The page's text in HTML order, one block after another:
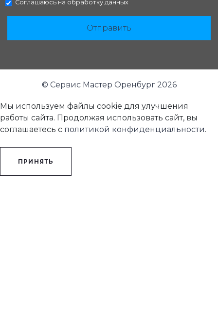
Соглашаюсь на обработку данных
Отправить
© Сервис Мастер Оренбург 2026
Мы используем файлы cookie для улучшения
работы сайта. Продолжая использовать сайт, вы
соглашаетесь с политикой конфиденциальности.
ПРИНЯТЬ